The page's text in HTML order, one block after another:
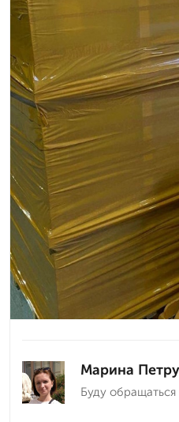
Марина
Буду обращаться